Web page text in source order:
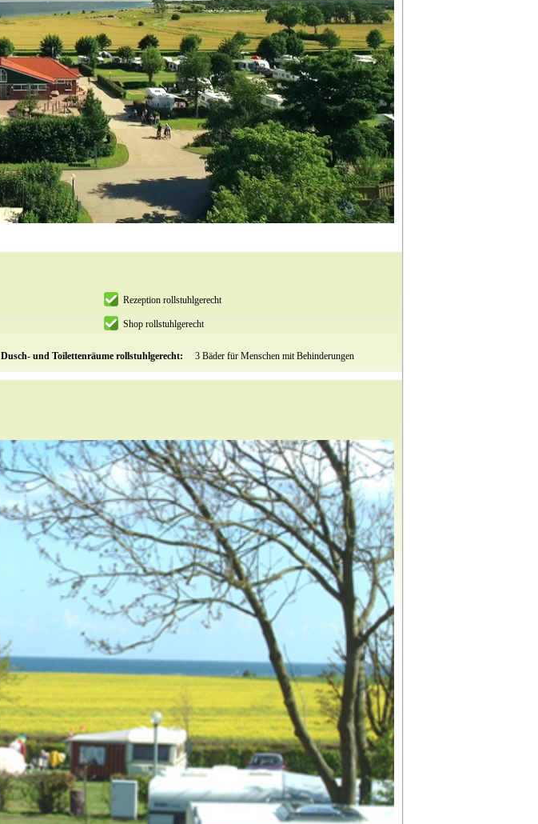
Rezeption rollstuhlgerecht
Shop rollstuhlgerecht
Dusch- und Toilettenräume rollstuhlgerecht: 3 Bäder für Menschen mit Behinderungen